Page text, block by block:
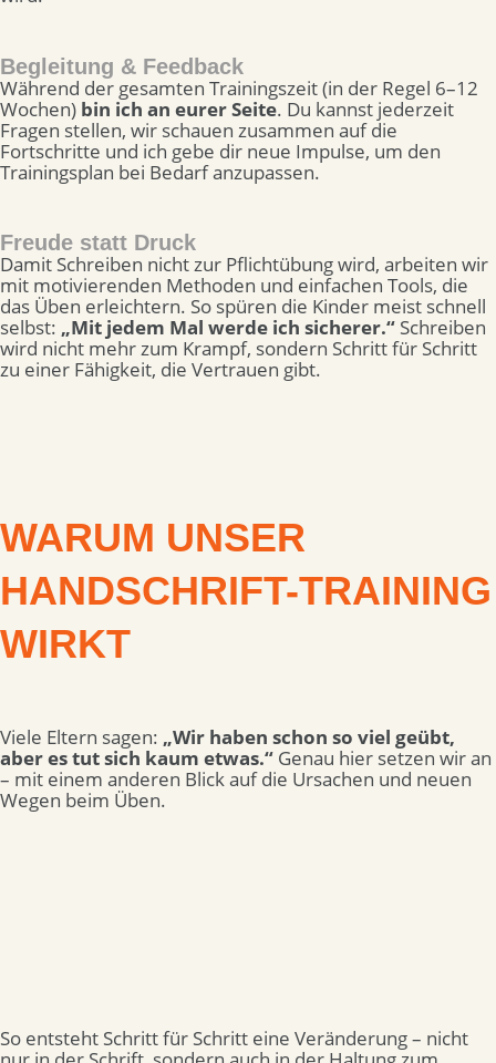
Begleitung & Feedback
Während der gesamten Trainingszeit (in der Regel 6–12
Wochen) bin ich an eurer Seite. Du kannst jederzeit
Fragen stellen, wir schauen zusammen auf die
Fortschritte und ich gebe dir neue Impulse, um den
Trainingsplan bei Bedarf anzupassen.
Freude statt Druck
Damit Schreiben nicht zur Pflichtübung wird, arbeiten wir
mit motivierenden Methoden und einfachen Tools, die
das Üben erleichtern. So spüren die Kinder meist schnell
selbst: „Mit jedem Mal werde ich sicherer.“ Schreiben
wird nicht mehr zum Krampf, sondern Schritt für Schritt
zu einer Fähigkeit, die Vertrauen gibt.
WARUM UNSER
HANDSCHRIFT-TRAINING
WIRKT
Viele Eltern sagen: „Wir haben schon so viel geübt,
aber es tut sich kaum etwas.“ Genau hier setzen wir an
– mit einem anderen Blick auf die Ursachen und neuen
Wegen beim Üben.
So entsteht Schritt für Schritt eine Veränderung – nicht